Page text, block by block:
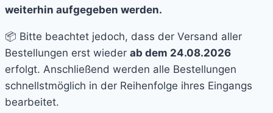
weiterhin aufgegeben werden.
📦 Bitte beachtet jedoch, dass der Versand aller
Bestellungen erst wieder ab dem 24.08.2026
erfolgt. Anschließend werden alle Bestellungen
schnellstmöglich in der Reihenfolge ihres Eingangs
bearbeitet.